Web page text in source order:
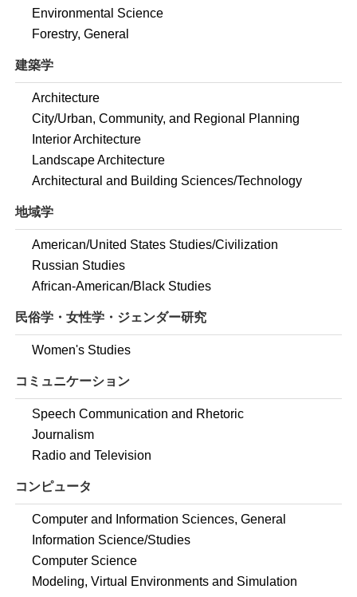
Environmental Science
Forestry, General
建築学
Architecture
City/Urban, Community, and Regional Planning
Interior Architecture
Landscape Architecture
Architectural and Building Sciences/Technology
地域学
American/United States Studies/Civilization
Russian Studies
African-American/Black Studies
民俗学・女性学・ジェンダー研究
Women's Studies
コミュニケーション
Speech Communication and Rhetoric
Journalism
Radio and Television
コンピュータ
Computer and Information Sciences, General
Information Science/Studies
Computer Science
Modeling, Virtual Environments and Simulation